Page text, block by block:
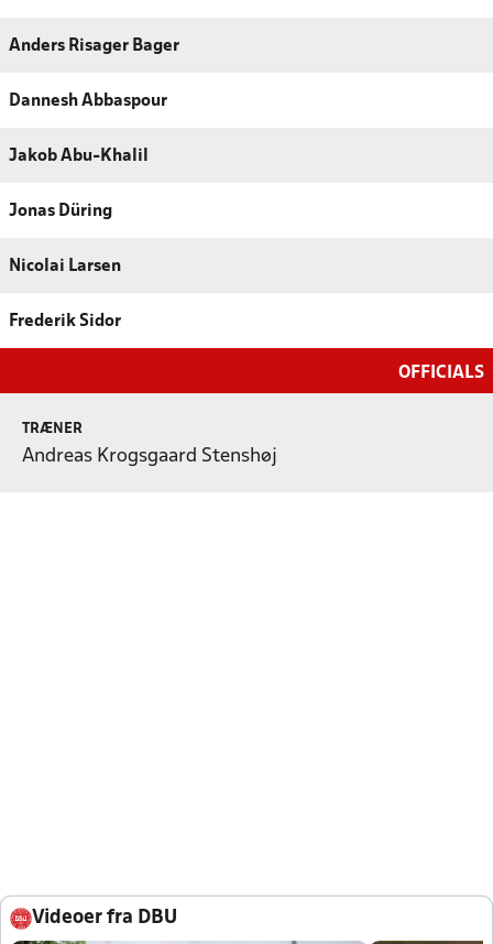
Anders Risager Bager
Dannesh Abbaspour
Jakob Abu-Khalil
Jonas Düring
Nicolai Larsen
Frederik Sidor
OFFICIALS
TRÆNER
Andreas Krogsgaard Stenshøj
Videoer fra DBU